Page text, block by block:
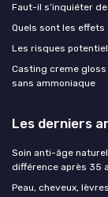
Faut-il s’inquiéter
Quels sont les effets
Les risques
Casting creme
sans ammoniaque
Les derniers
Soin anti-âge
différence après 35
Peau, cheveux,